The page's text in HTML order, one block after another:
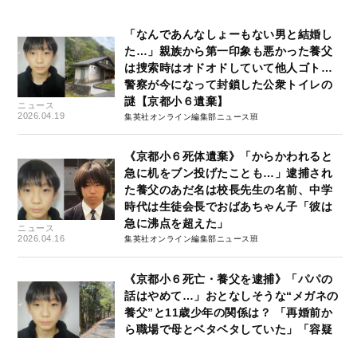
ニュース
2026.04.19
「なんであんなしょーもない男と結婚し
た…」親族から第一印象も悪かった養父
は捜索時はオドオドしていて他人ゴト…
警察が今になって封鎖した公衆トイレの
謎【京都小６遺棄】
集英社オンライン編集部ニュース班
ニュース
2026.04.16
《京都小６死体遺棄》「からかわれると
急に机をブン投げたことも…」逮捕され
た養父のあだ名は校長先生の名前、中学
時代は生徒会長でおばあちゃん子「彼は
急に沸点を超えた」
集英社オンライン編集部ニュース班
《京都小６死亡・養父を逮捕》「パパの
話はやめて…」おとなしそうな“メガネの
養父”と11歳少年の関係は？ 「再婚前か
ら職場で母とベタベタしていた」「容疑